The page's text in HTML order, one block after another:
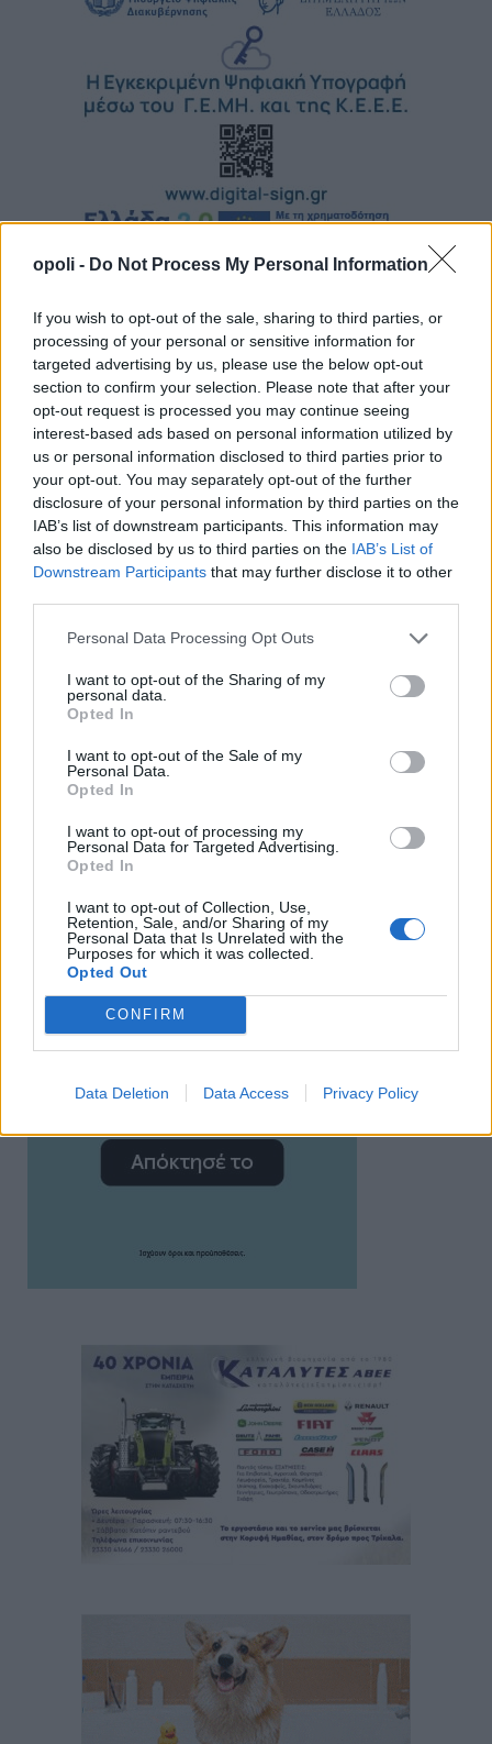
opoli - Do Not Process My Personal Information
If you wish to opt-out of the sale, sharing to third parties, or
processing of your personal or sensitive information for
targeted advertising by us, please use the below opt-out
section to confirm your selection. Please note that after your
opt-out request is processed you may continue seeing
interest-based ads based on personal information utilized by
us or personal information disclosed to third parties prior to
your opt-out. You may separately opt-out of the further
disclosure of your personal information by third parties on the
IAB’s list of downstream participants. This information may
also be disclosed by us to third parties on the IAB’s List of
Downstream Participants that may further disclose it to other
Personal Data Processing Opt Outs
I want to opt-out of the Sharing of my
personal data.
Opted In
I want to opt-out of the Sale of my
Personal Data.
Opted In
I want to opt-out of processing my
Personal Data for Targeted Advertising.
Opted In
I want to opt-out of Collection, Use,
Retention, Sale, and/or Sharing of my
Personal Data that Is Unrelated with the
Purposes for which it was collected.
Opted Out
CONFIRM
Data Deletion Data Access Privacy Policy